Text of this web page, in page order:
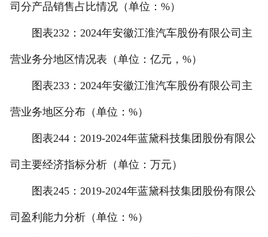
司分产品销售占比情况（单位：%）
图表232：2024年安徽江淮汽车股份有限公司主
营业务分地区情况表（单位：亿元，%）
图表233：2024年安徽江淮汽车股份有限公司主
营业务地区分布（单位：%）
图表244：2019-2024年蓝黛科技集团股份有限公
司主要经济指标分析（单位：万元）
图表245：2019-2024年蓝黛科技集团股份有限公
司盈利能力分析（单位：%）